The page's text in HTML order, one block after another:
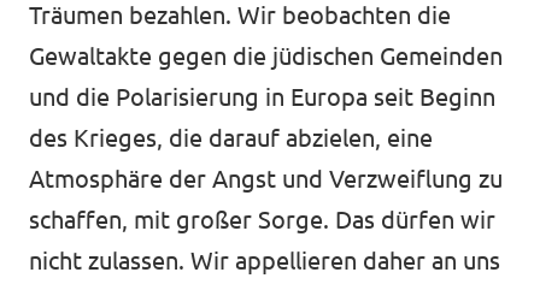
Träumen bezahlen. Wir beobachten die
Gewaltakte gegen die jüdischen Gemeinden
und die Polarisierung in Europa seit Beginn
des Krieges, die darauf abzielen, eine
Atmosphäre der Angst und Verzweiflung zu
schaffen, mit großer Sorge. Das dürfen wir
nicht zulassen. Wir appellieren daher an uns